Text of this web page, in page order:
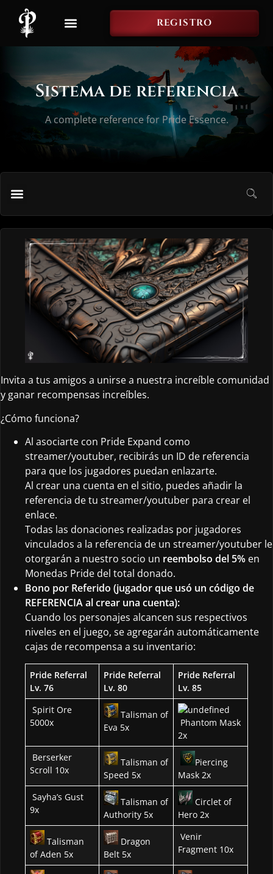
REGISTRO
Sistema de referencia
A complete reference for Pride Essence.
Invita a tus amigos a unirse a nuestra increíble comunidad
y ganar recompensas increíbles.
¿Cómo funciona?
Al asociarte con Pride Expand como
streamer/youtuber, recibirás un ID de referencia
para que los jugadores puedan enlazarte.
Al crear una cuenta en el sitio, puedes añadir la
referencia de tu streamer/youtuber para crear el
enlace.
Todas las donaciones realizadas por jugadores
vinculados a la referencia de un streamer/youtuber le
otorgarán a nuestro socio un reembolso del 5% en
Monedas Pride del total donado.
Bono por Referido (jugador que usó un código de
REFERENCIA al crear una cuenta):
Cuando los personajes alcancen sus respectivos
niveles en el juego, se agregarán automáticamente
cajas de recompensa a su inventario:
Pride Referral
Lv. 76
Pride Referral
Lv. 80
Pride Referral
Lv. 85
Spirit Ore
5000x
Talisman of
Eva 5x
Phantom Mask
2x
Berserker
Scroll 10x
Talisman of
Speed 5x
Piercing
Mask 2x
Sayha’s Gust
9x
Talisman of
Authority 5x
Circlet of
Hero 2x
Talisman
of Aden 5x
Dragon
Belt 5x
Venir
Fragment 10x